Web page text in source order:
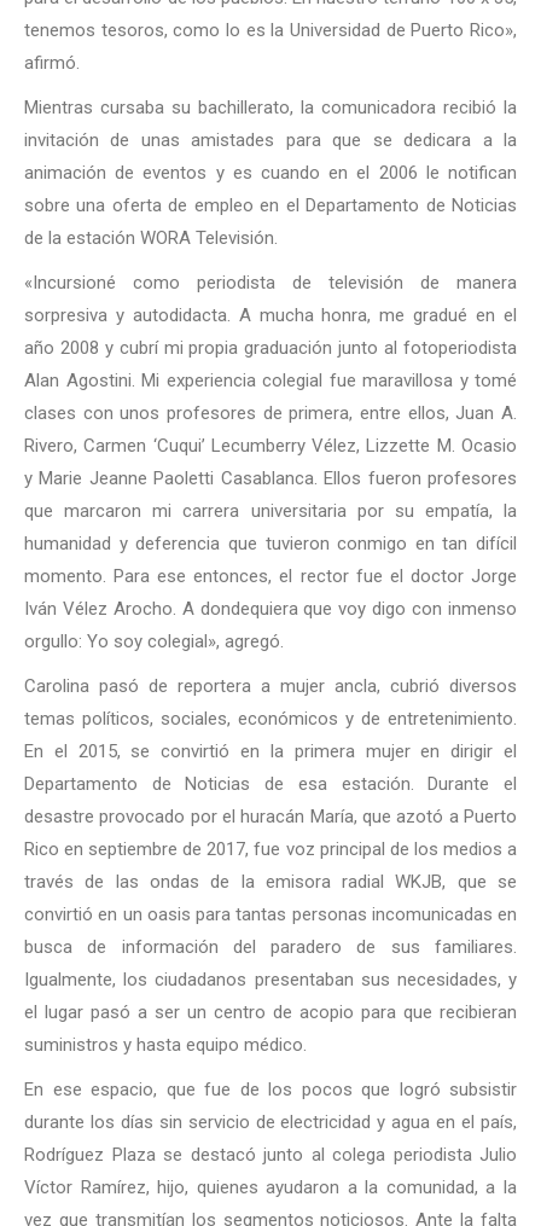
tenemos tesoros, como lo es la Universidad de Puerto Rico»,
afirmó.
Mientras cursaba su bachillerato, la comunicadora recibió la
invitación de unas amistades para que se dedicara a la
animación de eventos y es cuando en el 2006 le notifican
sobre una oferta de empleo en el Departamento de Noticias
de la estación WORA Televisión.
«Incursioné como periodista de televisión de manera
sorpresiva y autodidacta. A mucha honra, me gradué en el
año 2008 y cubrí mi propia graduación junto al fotoperiodista
Alan Agostini. Mi experiencia colegial fue maravillosa y tomé
clases con unos profesores de primera, entre ellos, Juan A.
Rivero, Carmen ‘Cuqui’ Lecumberry Vélez, Lizzette M. Ocasio
y Marie Jeanne Paoletti Casablanca. Ellos fueron profesores
que marcaron mi carrera universitaria por su empatía, la
humanidad y deferencia que tuvieron conmigo en tan difícil
momento. Para ese entonces, el rector fue el doctor Jorge
Iván Vélez Arocho. A dondequiera que voy digo con inmenso
orgullo: Yo soy colegial», agregó.
Carolina pasó de reportera a mujer ancla, cubrió diversos
temas políticos, sociales, económicos y de entretenimiento.
En el 2015, se convirtió en la primera mujer en dirigir el
Departamento de Noticias de esa estación. Durante el
desastre provocado por el huracán María, que azotó a Puerto
Rico en septiembre de 2017, fue voz principal de los medios a
través de las ondas de la emisora radial WKJB, que se
convirtió en un oasis para tantas personas incomunicadas en
busca de información del paradero de sus familiares.
Igualmente, los ciudadanos presentaban sus necesidades, y
el lugar pasó a ser un centro de acopio para que recibieran
suministros y hasta equipo médico.
En ese espacio, que fue de los pocos que logró subsistir
durante los días sin servicio de electricidad y agua en el país,
Rodríguez Plaza se destacó junto al colega periodista Julio
Víctor Ramírez, hijo, quienes ayudaron a la comunidad, a la
vez que transmitían los segmentos noticiosos. Ante la falta